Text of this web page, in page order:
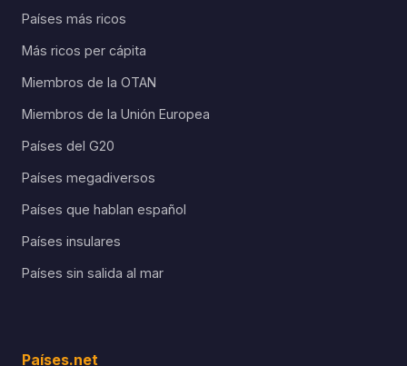
Países más ricos
Más ricos per cápita
Miembros de la OTAN
Miembros de la Unión Europea
Países del G20
Países megadiversos
Países que hablan español
Países insulares
Países sin salida al mar
Países.net